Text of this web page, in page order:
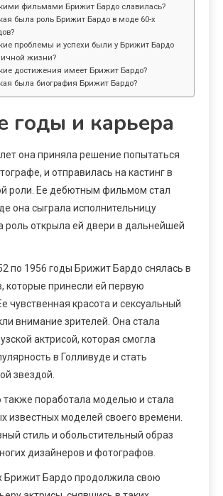
фильмами Брижит Бардо славилась?
была роль Брижит Бардо в моде 60-х
проблемы и успехи были у Брижит Бардо
жизни?
достижения имеет Брижит Бардо?
была биография Брижит Бардо?
годы и карьера
лет она приняла решение попытаться
и отправилась на кастинг в
роли. Ее дебютным фильмом стал
она сыграла исполнительницу
роль открыла ей двери в дальнейшей
по 1956 годы Брижит Бардо снялась в
которые принесли ей первую
чувственная красота и сексуальный
внимание зрителей. Она стала
актрисой, которая смогла
в Голливуде и стать
звездой.
поработала моделью и стала
известных моделей своего времени.
стиль и обольстительный образ
дизайнеров и фотографов.
Брижит Бардо продолжила свою